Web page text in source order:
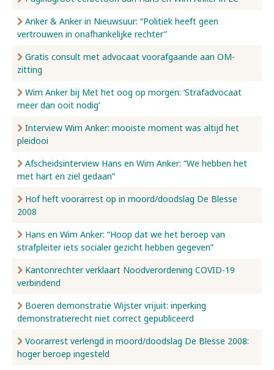
Anker & Anker in Nieuwsuur: “Politiek heeft geen
vertrouwen in onafhankelijke rechter”
Gratis consult met advocaat voorafgaande aan OM-
zitting
Wim Anker bij Met het oog op morgen: ‘Strafadvocaat
meer dan ooit nodig’
Interview Wim Anker: mooiste moment was altijd het
pleidooi
Afscheidsinterview Hans en Wim Anker: “We hebben het
met hart en ziel gedaan”
Hof heft voorarrest op in moord/doodslag De Blesse
2008
Hans en Wim Anker: “Hoop dat we het beroep van
strafpleiter iets socialer gezicht hebben gegeven”
Kantonrechter verklaart Noodverordening COVID-19
verbindend
Boeren demonstratie Wijster vrijuit: inperking
demonstratierecht niet correct gepubliceerd
Voorarrest verlengd in moord/doodslag De Blesse 2008:
hoger beroep ingesteld